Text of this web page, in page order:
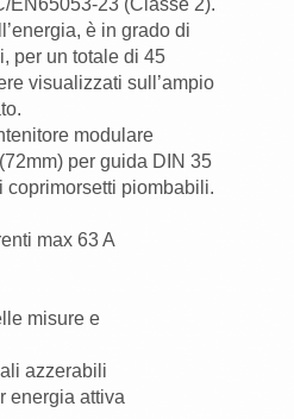
EN65053-23 (Classe 2).
è in grado di
per un totale di 45
visualizzati sull’ampio
modulare
per guida DIN 35
coprimorsetti piombabili.
max 63 A
misure e
azzerabili
energia attiva